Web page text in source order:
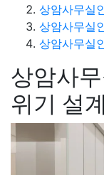
상암사무실
상암사무실
상암사무실
상암사
위기 설계